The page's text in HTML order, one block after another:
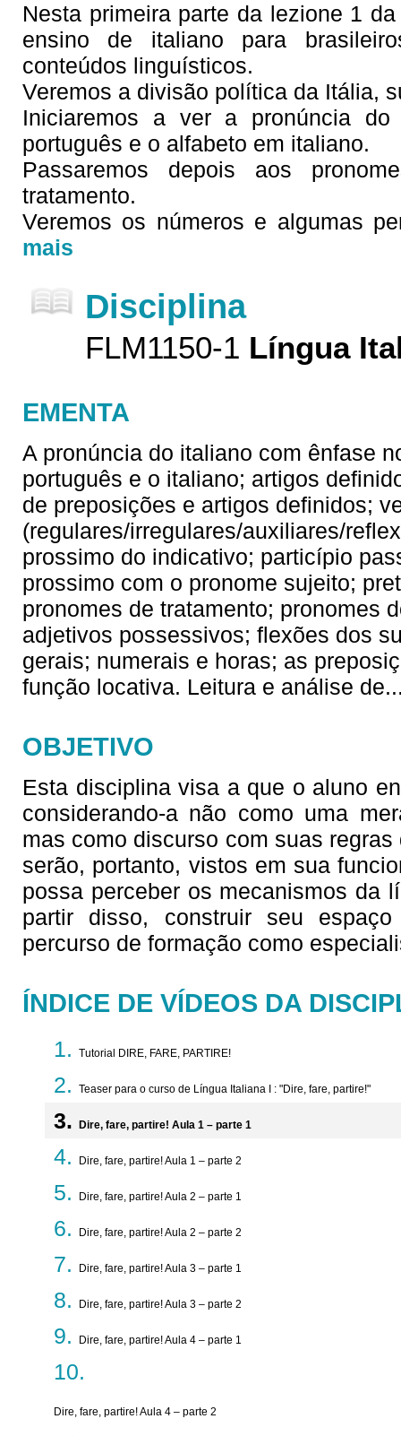
Nesta primeira parte da lezione 1
ensino de italiano para
conteúdos linguísticos.
Veremos a divisão política da Itália,
Iniciaremos a ver a pronúncia
português e o alfabeto em italiano.
Passaremos depois aos
tratamento.
Veremos os números e algumas
mais
Disciplina
FLM1150-1 Língua
EMENTA
A pronúncia do italiano com ênfase
português e o italiano; artigos
de preposições e artigos definidos;
(regulares/irregulares/auxiliares/
prossimo do indicativo; particípio
prossimo com o pronome sujeito;
pronomes de tratamento; pronomes
adjetivos possessivos; flexões dos
gerais; numerais e horas; as
função locativa. Leitura e análise de
OBJETIVO
Esta disciplina visa a que o aluno
considerando-a não como uma
mas como discurso com suas
serão, portanto, vistos em sua
possa perceber os mecanismos da
partir disso, construir seu
percurso de formação como
ÍNDICE DE VÍDEOS DA
Tutorial DIRE, FARE, PARTIRE!
Teaser para o curso de Língua Italiana I : "Dire, fare, partire!"
Dire, fare, partire! Aula 1 – parte 1
Dire, fare, partire! Aula 1 – parte 2
Dire, fare, partire! Aula 2 – parte 1
Dire, fare, partire! Aula 2 – parte 2
Dire, fare, partire! Aula 3 – parte 1
Dire, fare, partire! Aula 3 – parte 2
Dire, fare, partire! Aula 4 – parte 1
Dire, fare, partire! Aula 4 – parte 2